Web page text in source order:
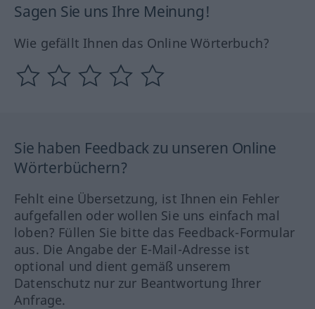
Sagen Sie uns Ihre Meinung!
Wie gefällt Ihnen das Online Wörterbuch?
Sie haben Feedback zu unseren Online
Wörterbüchern?
Fehlt eine Übersetzung, ist Ihnen ein Fehler
aufgefallen oder wollen Sie uns einfach mal
loben? Füllen Sie bitte das Feedback-Formular
aus. Die Angabe der E-Mail-Adresse ist
optional und dient gemäß unserem
Datenschutz nur zur Beantwortung Ihrer
Anfrage.